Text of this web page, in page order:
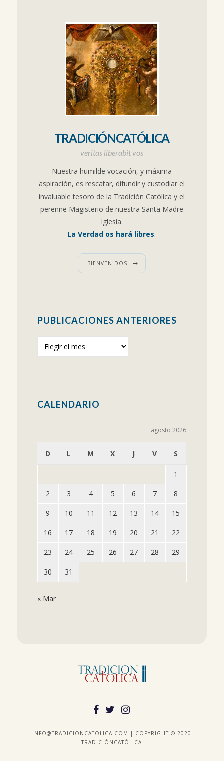
TRADICIÓNCATÓLICA
veritas liberabit vos
Nuestra humilde vocación, y máxima
aspiración, es rescatar, difundir y custodiar el
invaluable tesoro de la Tradición Católica y el
perenne Magisterio de nuestra Santa Madre
Iglesia.
La Verdad os hará libres.
¡BIENVENIDOS!
PUBLICACIONES ANTERIORES
anteriores
CALENDARIO
agosto 2026
D L M X J V S
1
2 3 4 5 6 7 8
9 10 11 12 13 14 15
16 17 18 19 20 21 22
23 24 25 26 27 28 29
30 31
« Mar
INFO@TRADICIONCATOLICA.COM | COPYRIGHT © 2020
TRADICIÓNCATÓLICA